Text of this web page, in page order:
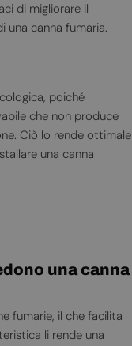
di migliorare il
una canna fumaria.
poiché
che non produce
Ciò lo rende ottimale
una canna
una canna
fumarie, il che facilita
li rende una